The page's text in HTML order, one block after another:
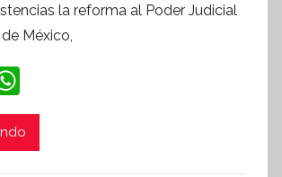
S
la reforma al Poder Judicial
México,
h
at